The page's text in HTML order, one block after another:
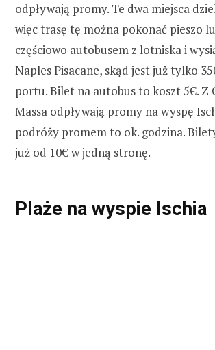
odpływają promy. Te dwa miejsca
więc trasę tę można pokonać pieszo
częściowo autobusem z lotniska i
Naples Pisacane, skąd jest już tylko
portu. Bilet na autobus to koszt 5€. Z
Massa odpływają promy na wyspę
podróży promem to ok. godzina.
już od 10€ w jedną stronę.
Plaże na wyspie Ischia